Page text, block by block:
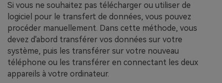
Si vous ne souhaitez pas télécharger ou utiliser de
logiciel pour le transfert de données, vous pouvez
procéder manuellement. Dans cette méthode, vous
devez d'abord transférer vos données sur votre
système, puis les transférer sur votre nouveau
téléphone ou les transférer en connectant les deux
appareils à votre ordinateur.